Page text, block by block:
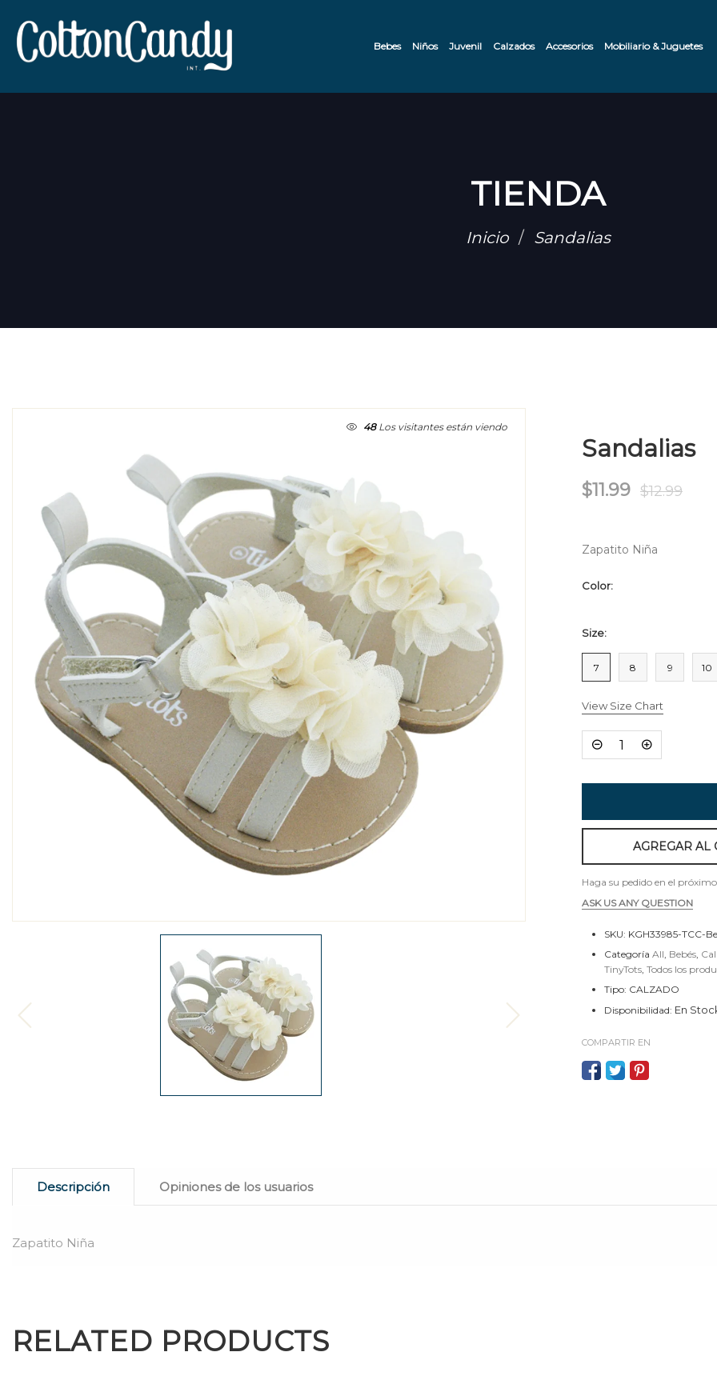
Bebes Niños Juvenil Calzados Accesorios Mobiliario & Juguetes
TIENDA
Inicio Sandalias
48 Los visitantes están viendo
Sandalias
$11.99 $12.99
Zapatito Niña
Color:
Size:
7 8 9 10
View Size Chart
AGREGAR AL
Haga su pedido en el próximo
ASK US ANY QUESTION
SKU: KGH33985-TCC-
Categoría All, Bebés,
TinyTots, Todos los
Tipo: CALZADO
Disponibilidad: En
COMPARTIR EN
Descripción Opiniones de los usuarios
Zapatito Niña
RELATED PRODUCTS